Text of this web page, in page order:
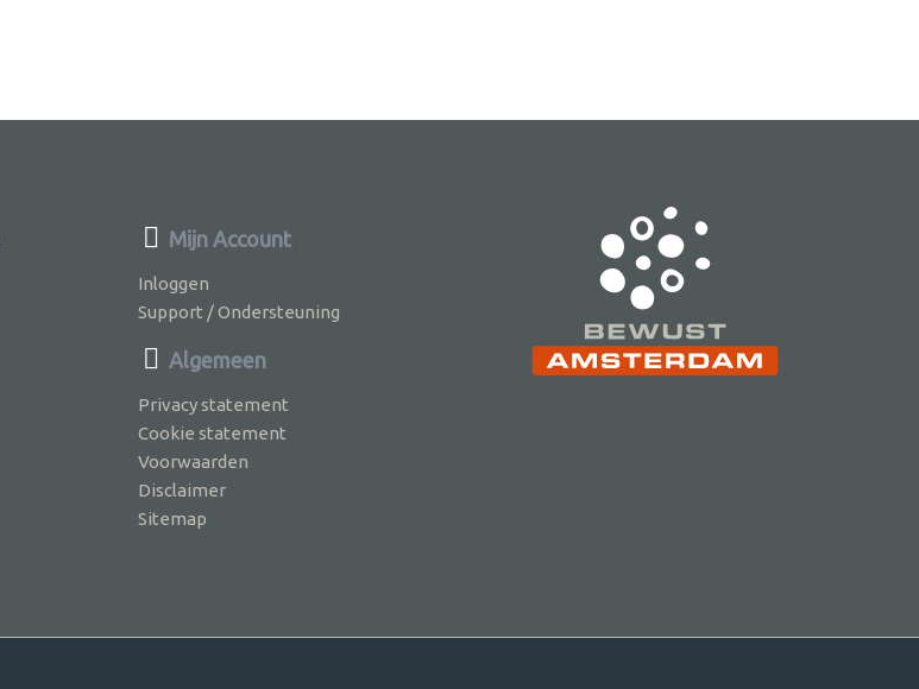
Mijn Account
Inloggen
Support / Ondersteuning
Algemeen
Privacy statement
Cookie statement
Voorwaarden
Disclaimer
Sitemap